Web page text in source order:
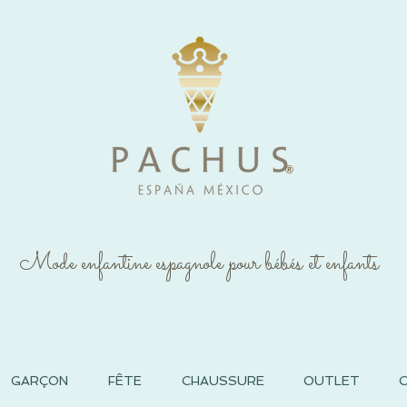
®
Mode enfantine espagnole pour bébés et enfants
GARÇON FÊTE CHAUSSURE OUTLET